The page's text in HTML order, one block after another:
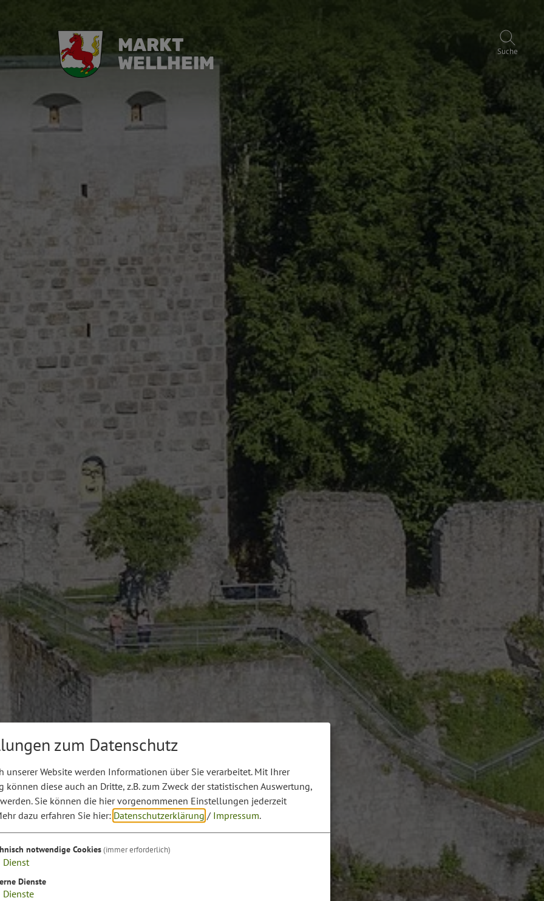
MARKT
WELLHEIM
Suche
zum Datenschutz
unserer Website werden Informationen über Sie verarbeitet. Mit Ihrer
können diese auch an Dritte, z.B. zum Zweck der statistischen Auswertung,
Sie können die hier vorgenommenen Einstellungen jederzeit
dazu erfahren Sie hier: Datenschutzerklärung / Impressum.
notwendige Cookies(immer erforderlich)
Dienst
Dienste
Dienste